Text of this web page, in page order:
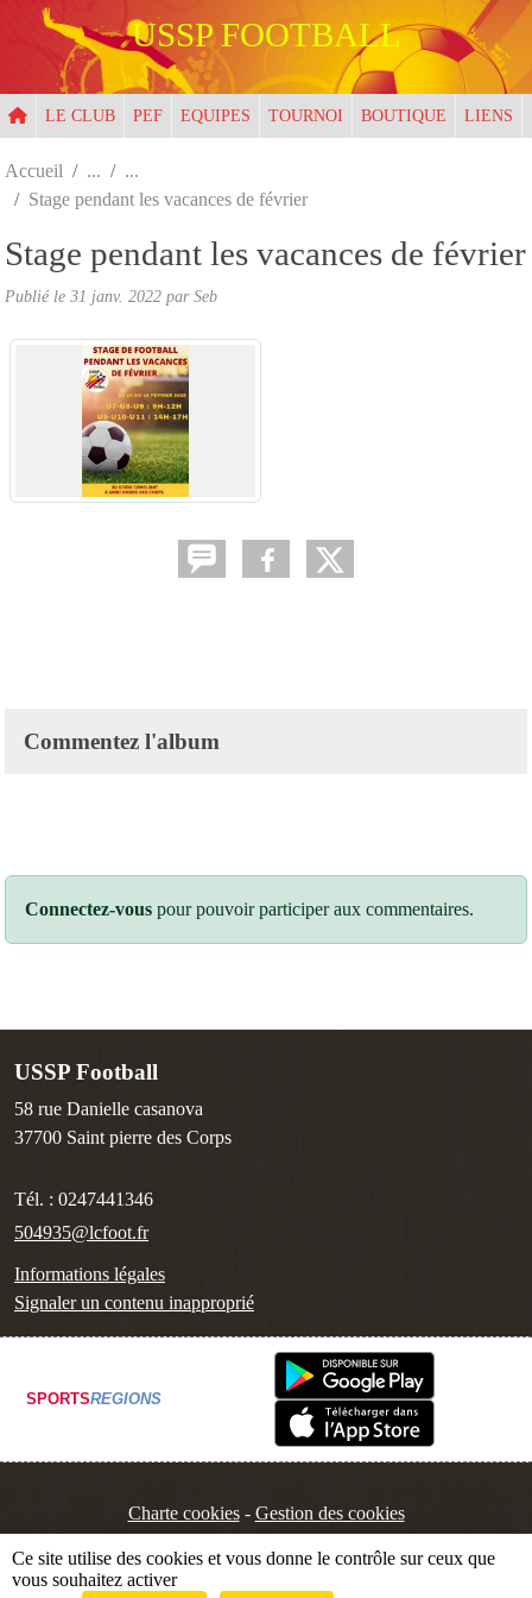
USSP FOOTBALL
LE CLUB PEF EQUIPES TOURNOI BOUTIQUE LIENS
Accueil
Stage pendant les vacances de février
Stage pendant les vacances de février
Publié le 31 janv. 2022 parSeb
Commentez l'album
Connectez-vous pour pouvoir participer aux commentaires.
USSP Football
58 rue Danielle casanova
37700 Saint pierre des Corps
Tél. : 0247441346
504935@lcfoot.fr
Informations légales
Signaler un contenu inapproprié
SPORTSREGIONS
Charte cookies Gestion des cookies
Panneau de gestion des cookies
Ce site utilise des cookies et vous donne le contrôle sur ceux que
vous souhaitez activer